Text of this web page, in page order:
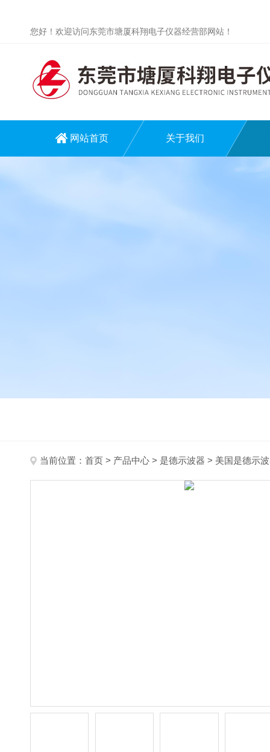
您好！欢迎访问东莞市塘厦科翔电子仪器经营部网站！
网站首页 关于我们
当前位置： 首页 > 产品中心 > 是德示波器 > 美国是德示